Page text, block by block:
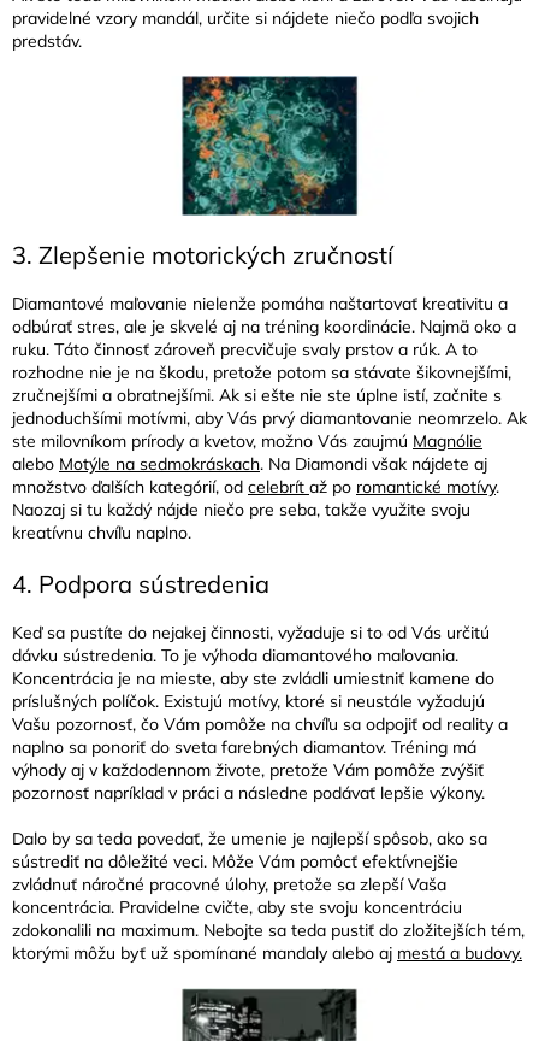
pravidelné vzory mandál, určite si nájdete niečo podľa svojich
predstáv.
3. Zlepšenie motorických zručností
Diamantové maľovanie nielenže pomáha naštartovať kreativitu a
odbúrať stres, ale je skvelé aj na tréning koordinácie. Najmä oko a
ruku. Táto činnosť zároveň precvičuje svaly prstov a rúk. A to
rozhodne nie je na škodu, pretože potom sa stávate šikovnejšími,
zručnejšími a obratnejšími. Ak si ešte nie ste úplne istí, začnite s
jednoduchšími motívmi, aby Vás prvý diamantovanie neomrzelo. Ak
ste milovníkom prírody a kvetov, možno Vás zaujmú Magnólie
alebo Motýle na sedmokráskach. Na Diamondi však nájdete aj
množstvo ďalších kategórií, od celebrít až po romantické motívy.
Naozaj si tu každý nájde niečo pre seba, takže využite svoju
kreatívnu chvíľu naplno.
4. Podpora sústredenia
Keď sa pustíte do nejakej činnosti, vyžaduje si to od Vás určitú
dávku sústredenia. To je výhoda diamantového maľovania.
Koncentrácia je na mieste, aby ste zvládli umiestniť kamene do
príslušných políčok. Existujú motívy, ktoré si neustále vyžadujú
Vašu pozornosť, čo Vám pomôže na chvíľu sa odpojiť od reality a
naplno sa ponoriť do sveta farebných diamantov. Tréning má
výhody aj v každodennom živote, pretože Vám pomôže zvýšiť
pozornosť napríklad v práci a následne podávať lepšie výkony.
Dalo by sa teda povedať, že umenie je najlepší spôsob, ako sa
sústrediť na dôležité veci. Môže Vám pomôcť efektívnejšie
zvládnuť náročné pracovné úlohy, pretože sa zlepší Vaša
koncentrácia. Pravidelne cvičte, aby ste svoju koncentráciu
zdokonalili na maximum. Nebojte sa teda pustiť do zložitejších tém,
ktorými môžu byť už spomínané mandaly alebo aj mestá a budovy.